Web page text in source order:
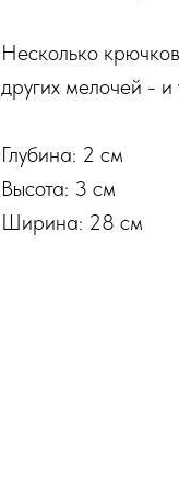
Несколько
других мелочей - и
Глубина: 2 см
Высота: 3 см
Ширина: 28 см